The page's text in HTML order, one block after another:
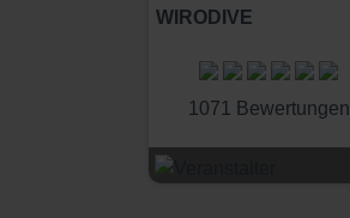
WIRODIVE
1071 Bewertungen